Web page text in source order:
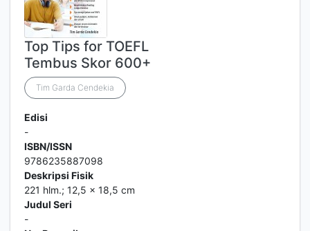
Top Tips for TOEFL
Tembus Skor 600+
Tim Garda Cendekia
Edisi
-
ISBN/ISSN
9786235887098
Deskripsi Fisik
221 hlm.; 12,5 x 18,5 cm
Judul Seri
-